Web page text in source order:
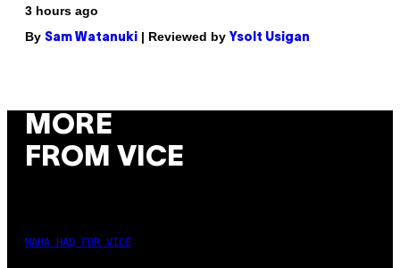
3 hours ago
By Sam Watanuki | Reviewed by Ysolt Usigan
MORE
FROM VICE
MAHA HAQ FOR VICE